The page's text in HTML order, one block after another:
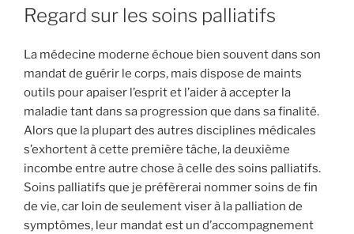
ON
Regard sur les soins palliatifs
La médecine moderne échoue bien souvent dans son
mandat de guérir le corps, mais dispose de maints
outils pour apaiser l’esprit et l’aider à accepter la
maladie tant dans sa progression que dans sa finalité.
Alors que la plupart des autres disciplines médicales
s’exhortent à cette première tâche, la deuxième
incombe entre autre chose à celle des soins palliatifs.
Soins palliatifs que je préfèrerai nommer soins de fin
de vie, car loin de seulement viser à la palliation de
symptômes, leur mandat est un d’accompagnement